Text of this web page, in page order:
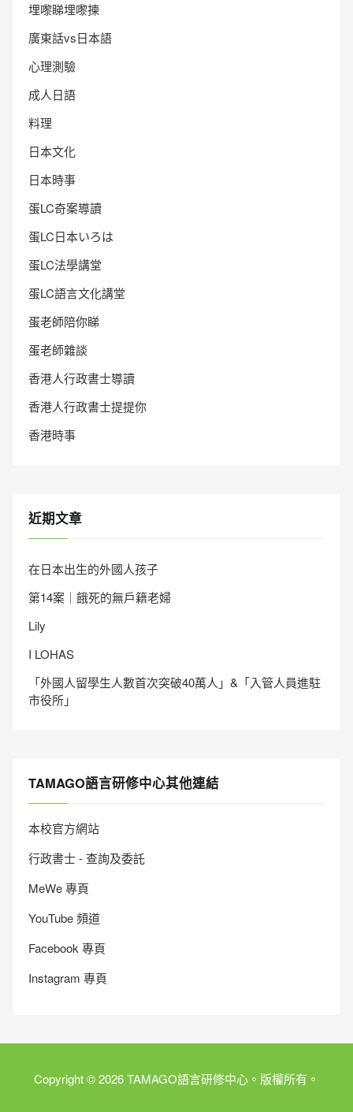
埋嚟睇埋嚟揀
廣東話vs日本語
心理測驗
成人日語
料理
日本文化
日本時事
蛋LC奇案導讀
蛋LC日本いろは
蛋LC法學講堂
蛋LC語言文化講堂
蛋老師陪你睇
蛋老師雜談
香港人行政書士導讀
香港人行政書士提提你
香港時事
近期文章
在日本出生的外國人孩子
第14案｜餓死的無戶籍老婦
Lily
I LOHAS
「外國人留學生人數首次突破40萬人」&「入管人員進駐
市役所」
TAMAGO語言研修中心其他連結
本校官方網站
行政書士 - 查詢及委託
MeWe 專頁
YouTube 頻道
Facebook 專頁
Instagram 專頁
Copyright © 2026 TAMAGO語言研修中心。版權所有。